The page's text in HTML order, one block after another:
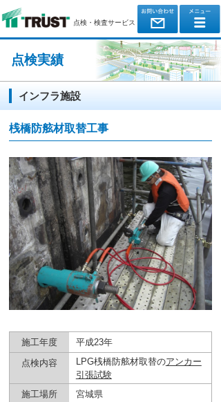
点検・検査サービス
点検実績
インフラ施設
桟橋防舷材取替工事
施工年度
平成23年
点検内容
LPG桟橋防舷材取替のアンカー
引張試験
施工場所
宮城県